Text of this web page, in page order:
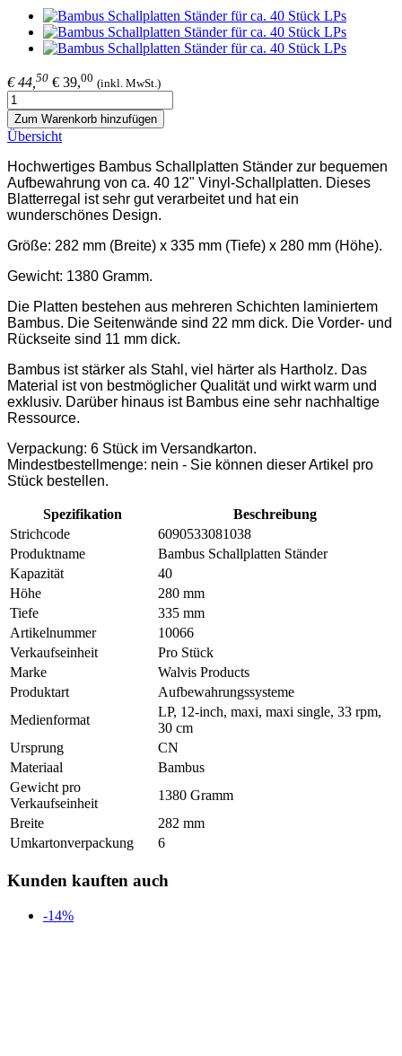
€ 44, 50 € 39,00 (inkl. MwSt.)
Zum Warenkorb hinzufügen
Übersicht
Hochwertiges Bambus Schallplatten Ständer zur bequemen
Aufbewahrung von ca. 40 12" Vinyl-Schallplatten. Dieses
Blatterregal ist sehr gut verarbeitet und hat ein
wunderschönes Design.
Größe: 282 mm (Breite) x 335 mm (Tiefe) x 280 mm (Höhe).
Gewicht: 1380 Gramm.
Die Platten bestehen aus mehreren Schichten laminiertem
Bambus. Die Seitenwände sind 22 mm dick. Die Vorder- und
Rückseite sind 11 mm dick.
Bambus ist stärker als Stahl, viel härter als Hartholz. Das
Material ist von bestmöglicher Qualität und wirkt warm und
exklusiv. Darüber hinaus ist Bambus eine sehr nachhaltige
Ressource.
Verpackung: 6 Stück im Versandkarton.
Mindestbestellmenge: nein - Sie können dieser Artikel pro
Stück bestellen.
Spezifikation
Beschreibung
Strichcode
6090533081038
Produktname
Bambus Schallplatten Ständer
Kapazität
40
Höhe
280 mm
Tiefe
335 mm
Artikelnummer
10066
Verkaufseinheit
Pro Stück
Marke
Walvis Products
Produktart
Aufbewahrungssysteme
Medienformat
LP, 12-inch, maxi, maxi single, 33 rpm,
30 cm
Ursprung
CN
Materiaal
Bambus
Gewicht pro
Verkaufseinheit
1380 Gramm
Breite
282 mm
Umkartonverpackung
6
Kunden kauften auch
-14%